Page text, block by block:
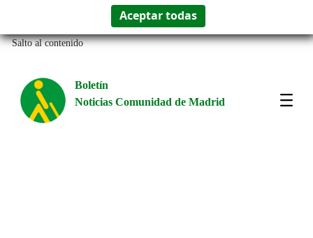
Salto al contenido
Boletín
Noticias Comunidad de Madrid